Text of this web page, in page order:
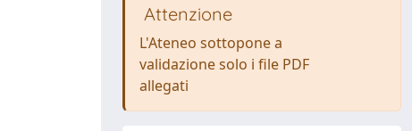
Attenzione
L'Ateneo sottopone a
validazione solo i file PDF
allegati